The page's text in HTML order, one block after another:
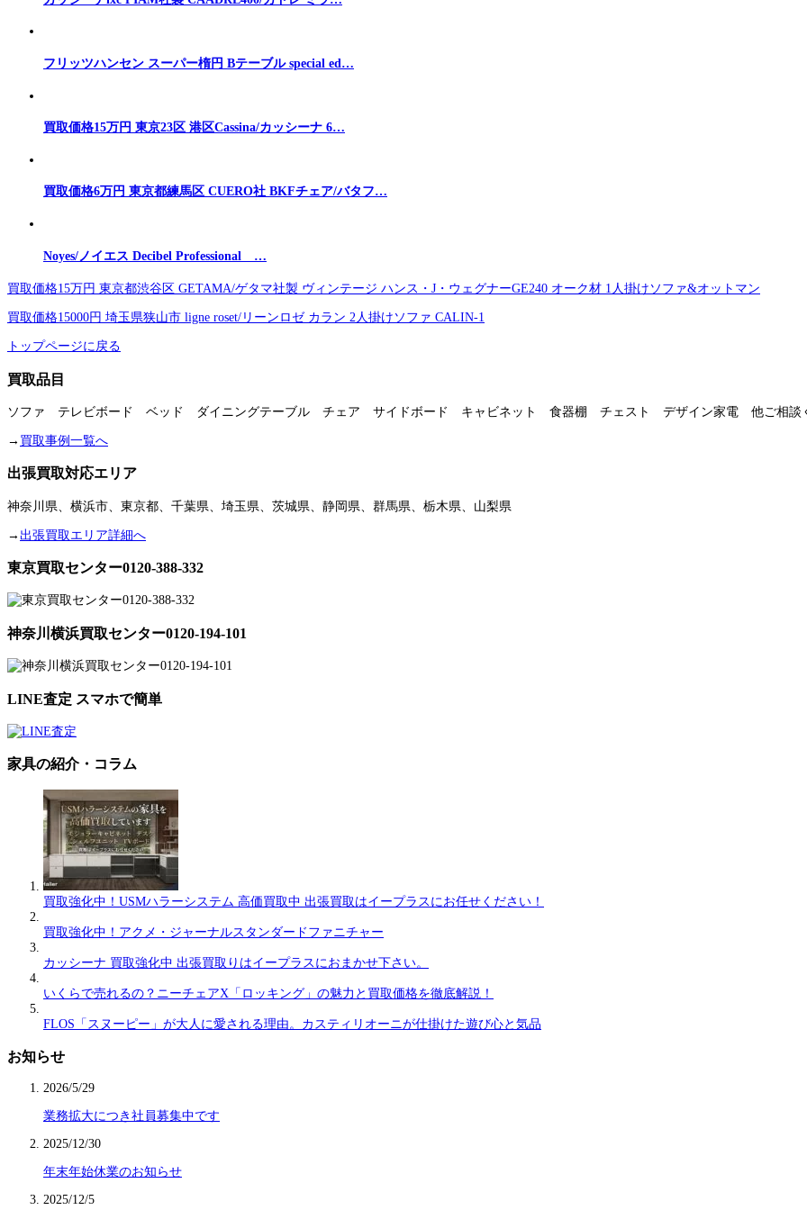
フリッツハンセン スーパー楕円 Bテーブル special ed…
買取価格15万円 東京23区 港区Cassina/カッシーナ 6…
買取価格6万円 東京都練馬区 CUERO社 BKFチェア/バタフ…
Noyes/ノイエス Decibel Professional …
買取価格15万円 東京都渋谷区 GETAMA/ゲタマ社製 ヴィンテージ ハンス・J・ウェグナーGE240 オーク材 1人掛けソファ&オットマン
買取価格15000円 埼玉県狭山市 ligne roset/リーンロゼ カラン 2人掛けソファ CALIN-1
トップページに戻る
買取品目
ソファ テレビボード ベッド ダイニングテーブル チェア サイドボード キャビネット 食器棚 チェスト デザイン家電 他ご相談
→ 買取事例一覧へ
出張買取対応エリア
神奈川県、横浜市、東京都、千葉県、埼玉県、茨城県、静岡県、群馬県、栃木県、山梨県
→ 出張買取エリア詳細へ
東京買取センター0120-388-332
神奈川横浜買取センター0120-194-101
LINE査定 スマホで簡単
家具の紹介・コラム
買取強化中！USMハラーシステム 高価買取中 出張買取はイープラスにお任せください！
買取強化中！アクメ・ジャーナルスタンダードファニチャー
カッシーナ 買取強化中 出張買取りはイープラスにおまかせ下さい。
いくらで売れるの？ニーチェアX「ロッキング」の魅力と買取価格を徹底解説！
FLOS「スヌーピー」が大人に愛される理由。カスティリオーニが仕掛けた遊び心と気品
お知らせ
2026/5/29
業務拡大につき社員募集中です
2025/12/30
年末年始休業のお知らせ
2025/12/5